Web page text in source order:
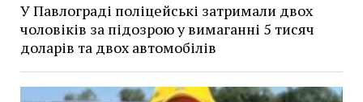
У Павлограді поліцейські затримали двох
чоловіків за підозрою у вимаганні 5 тисяч
доларів та двох автомобілів